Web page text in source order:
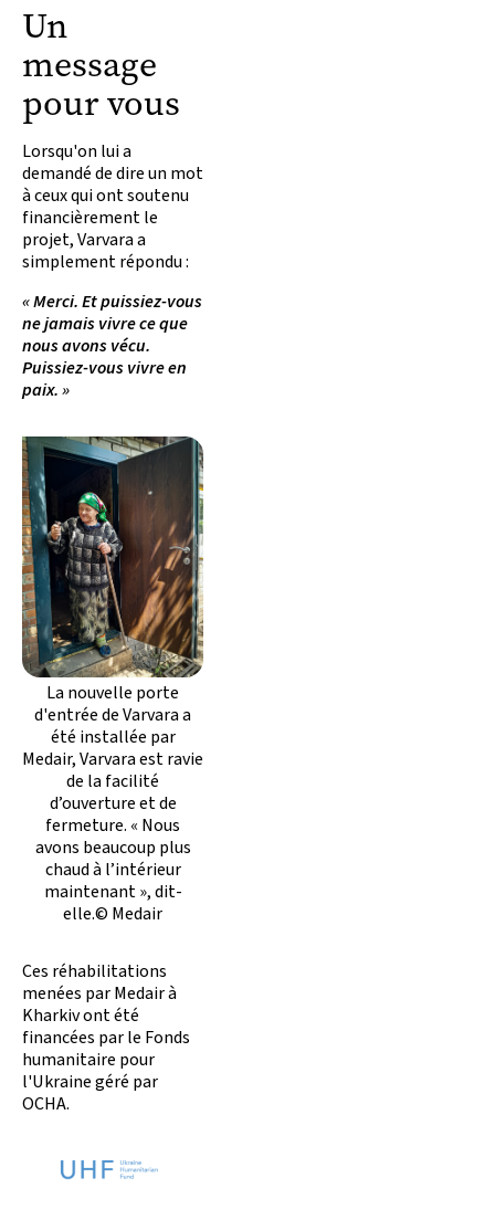
Un
message
pour vous
Lorsqu'on lui a
demandé de dire un mot
à ceux qui ont soutenu
financièrement le
projet, Varvara a
simplement répondu :
« Merci. Et puissiez-vous
ne jamais vivre ce que
nous avons vécu.
Puissiez-vous vivre en
paix. »
La nouvelle porte
d'entrée de Varvara a
été installée par
Medair, Varvara est ravie
de la facilité
d’ouverture et de
fermeture. « Nous
avons beaucoup plus
chaud à l’intérieur
maintenant », dit-
elle.© Medair
Ces réhabilitations
menées par Medair à
Kharkiv ont été
financées par le Fonds
humanitaire pour
l'Ukraine géré par
OCHA.